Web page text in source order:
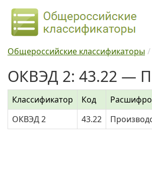
Общероссийские классификаторы
ОКВЭД 2: 43.22 —
Классификатор Код
ОКВЭД 2
43.22